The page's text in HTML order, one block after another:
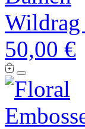
Wildrag
50,00 €